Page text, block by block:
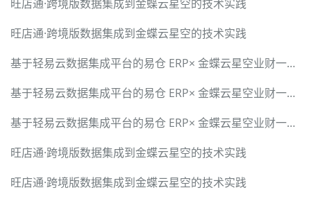
旺店通·跨境版数据集成到金蝶云星空的技术实践
旺店通·跨境版数据集成到金蝶云星空的技术实践
基于轻易云数据集成平台的易仓 ERP× 金蝶云星空业财一体化全链路打通解决方案
基于轻易云数据集成平台的易仓 ERP× 金蝶云星空业财一体化全链路打通解决方案
基于轻易云数据集成平台的易仓 ERP× 金蝶云星空业财一体化全链路打通解决方案
旺店通·跨境版数据集成到金蝶云星空的技术实践
旺店通·跨境版数据集成到金蝶云星空的技术实践